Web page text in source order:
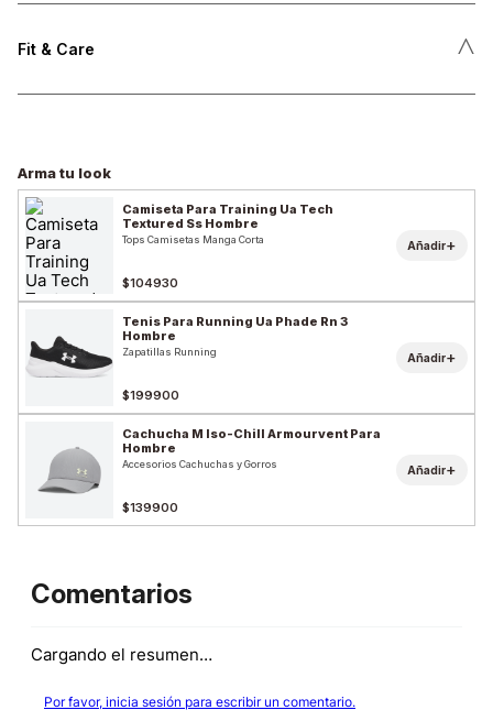
Fit & Care ˄
Arma tu look
Camiseta Para Training Ua Tech
Textured Ss Hombre
Tops Camisetas Manga Corta
$104930
Añadir+
Tenis Para Running Ua Phade Rn 3
Hombre
Zapatillas Running
$199900
Añadir+
Cachucha M Iso-Chill Armourvent Para
Hombre
Accesorios Cachuchas y Gorros
$139900
Añadir+
Comentarios
Cargando el resumen…
Por favor, inicia sesión para escribir un comentario.